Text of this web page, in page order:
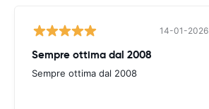
14-01-2026
Sempre ottima dal 2008
Sempre ottima dal 2008